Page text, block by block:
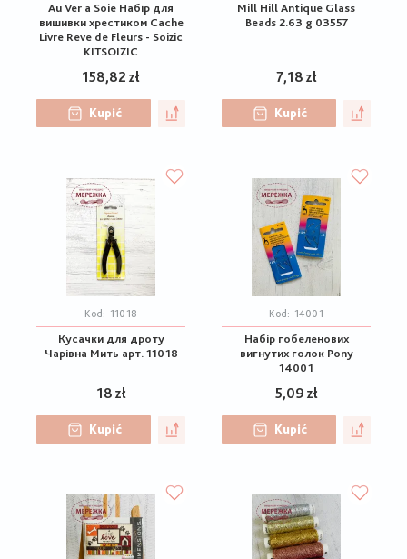
Au Ver a Soie Набір для
вишивки хрестиком Cache
Livre Reve de Fleurs - Soizic
KITSOIZIC
158,82 zł
Kupić
Mill Hill Antique Glass
Beads 2.63 g 03557
7,18 zł
Kupić
Kod: 11018
Кусачки для дроту
Чарівна Мить арт. 11018
18 zł
Kupić
Kod: 14001
Набір гобеленових
вигнутих голок Pony
14001
5,09 zł
Kupić